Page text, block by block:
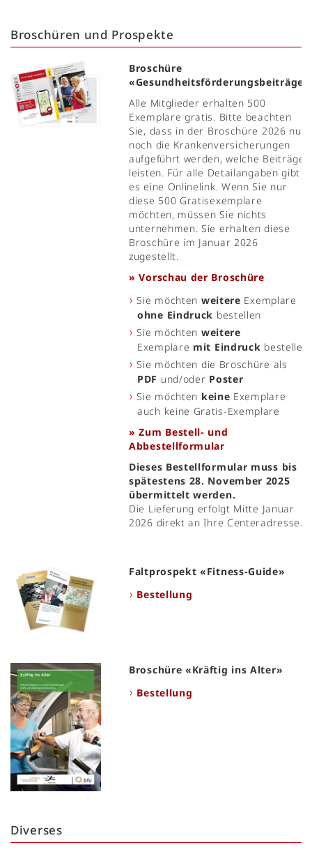
Broschüren und Prospekte
Broschüre
«Gesundheitsförderungsbeiträge»
Alle Mitglieder erhalten 500
Exemplare gratis. Bitte beachten
Sie, dass in der Broschüre 2026 nur
noch die Krankenversicherungen
aufgeführt werden, welche Beiträge
leisten. Für alle Detailangaben gibt
es eine Onlinelink. Wenn Sie nur
diese 500 Gratisexemplare
möchten, müssen Sie nichts
unternehmen. Sie erhalten diese
Broschüre im Januar 2026
zugestellt.
» Vorschau der Broschüre
Sie möchten weitere Exemplare
ohne Eindruck bestellen
Sie möchten weitere
Exemplare mit Eindruck bestellen
Sie möchten die Broschüre als
PDF und/oder Poster
Sie möchten keine Exemplare
auch keine Gratis-Exemplare
» Zum Bestell- und
Abbestellformular
Dieses Bestellformular muss bis
spätestens 28. November 2025
übermittelt werden.
Die Lieferung erfolgt Mitte Januar
2026 direkt an Ihre Centeradresse.
Faltprospekt «Fitness-Guide»
Bestellung
Broschüre «Kräftig ins Alter»
Bestellung
Diverses